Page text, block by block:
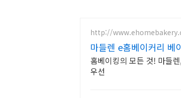
http://
마들렌 e홈베이커리 베
홈베이킹의 모든 것! 마들
우선